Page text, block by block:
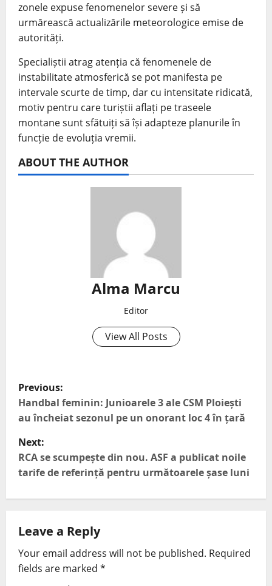
zonele expuse fenomenelor severe și să
urmărească actualizările meteorologice emise de
autorități.
Specialiștii atrag atenția că fenomenele de
instabilitate atmosferică se pot manifesta pe
intervale scurte de timp, dar cu intensitate ridicată,
motiv pentru care turiștii aflați pe traseele
montane sunt sfătuiți să își adapteze planurile în
funcție de evoluția vremii.
ABOUT THE AUTHOR
Alma Marcu
Editor
View All Posts
Previous:
Handbal feminin: Junioarele 3 ale CSM Ploiești
au încheiat sezonul pe un onorant loc 4 în țară
Next:
RCA se scumpește din nou. ASF a publicat noile
tarife de referință pentru următoarele șase luni
Leave a Reply
Your email address will not be published. Required
fields are marked *